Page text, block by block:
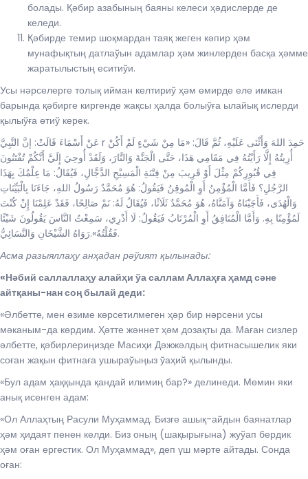
болады. Қәбир азабының баяны келеси ҳәдислерде де
келеди.
Қәбирде темир шоқмардан таяқ жеген кәпир ҳәм
мунафықтың датлаўын адамлар ҳәм жинлерден басқа ҳәмме
жаратылыстың еситиўи.
Усы нәрселерге толық ийман келтириў ҳәм өмирде еле имкан
барында қәбирге киргенде жақсы ҳалда болыўға ылайық ислерди
қылыўға өтиў керек.
عَنْ أَسْمَاءَ قَالَتْ: إنَّ النَّبِيَّ r حَمِدَ اللهَ وَأَثْنَى عَلَيْهِ، ثُمَّ قَالَ: «مَا مِنْ شَيْءٍ لَمْ أَكُنْ
أُرِيتُهُ إِلَّا رَأَيْتُهُ فِي مَقَامِي هَذَا، حَتَّى الْجَنَّةَ وَالنَّارَ، وَلَقَدْ أُوحِيَ إِلَيَّ أَنَّكُمْ تُفْتَنُونَ
فِي قُبُورِكُمْ مِثْلَ أَوْ قَرِيبَ مِنْ فِتْنَةِ الْمَسِيْحِ الدَّجَّالِ، فَيُقَالُ: مَا عِلْمُكَ بِهَذَا
الرَّجُلِ؟ فَأَمَّا الْمُؤْمِنُ أَوِ الْمُوقِنُ فَيَقُولُ: هُوَ مُحَمَّدٌ رَسُولُ اللهِ، جَاءَنَا بِالْبَيِّنَاتِ
وَالْهُدَى، فَأَجَبْنَاهُ وَآمَنَّاهُ، هُوَ مُحَمَّدٌ ثَلَاثًا، فَيُقَالُ لَهُ: نَمْ صَالِحًا، فَقَدْ عَلِمْنَا إِنْ كُنْتَ
لَمُؤْمِنًا بِهِ. وَأَمَّا الْمُنَافِقُ أَوِ الْمُرْتَابُ فَيَقُولُ: لَا أَدْرِي، سَمِعْتُ النَّاسَ يَقُولُونَ شَيْئًا
فَقُلْتُهُ».رَوَاهُ الشَّيْخَانِ وَالنَّسَائِيُّ.
Асма разыяллаҳу анҳадан рәўият қылынады:
«Нәбий саллаллаҳу алайҳи ўа саллам Аллаҳға ҳамд сәне
айтқаны-нан соң былай деди:
«Әлбетте, мен өзиме көрсетилмеген ҳәр бир нәрсени усы
мәканым-да көрдим. Ҳәтте жәннет ҳәм дозақты да. Маған сизлер
әлбетте, қәбирлериңизде Масиҳи Дәжжәлдың фитнасышелик яки
соған жақын фитнаға ушыраўыңыз ўаҳий қылынды.
«Бул адам ҳаққында қандай илимиң бар?» делинеди. Мөмин яки
анық исенген адам:
«Ол Аллаҳтың Расули Муҳаммад. Бизге ашық-айдын баянатлар
ҳәм ҳидаят пенен келди. Биз оның (шақырығына) жуўап бердик
ҳәм оған ергестик. Ол Муҳаммад», деп үш мәрте айтады. Сонда
оған: